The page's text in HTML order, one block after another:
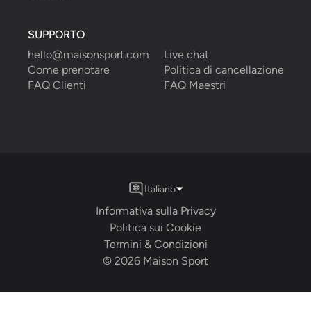
SUPPORTO
hello@maisonsport.com
Live chat
Come prenotare
Politica di cancellazione
FAQ Clienti
FAQ Maestri
© 2026 Maison Sport
Termini & Condizioni
Politica sui Cookie
Informativa sulla Privacy
Italiano